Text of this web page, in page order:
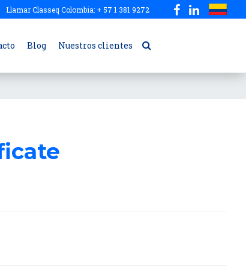
Llamar Classeq Colombia: + 57 1 381 9272
Blog Nuestros clientes